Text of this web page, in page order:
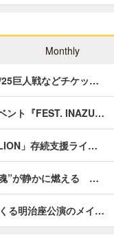
Monthly
巨人戦などチケッ…
ント『FEST. INAZU…
」存続支援ライ…
”が静かに燃える …
る明治座公演のメイ…